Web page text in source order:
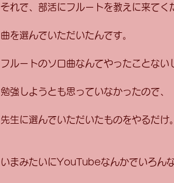
それで、部活にフルートを教えに来てく
曲を選んでいただいたんです。
フルートのソロ曲なんてやったことない
勉強しようとも思っていなかったので、
先生に選んでいただいたものをやるだけ
いまみたいにYouTubeなんかでいろん